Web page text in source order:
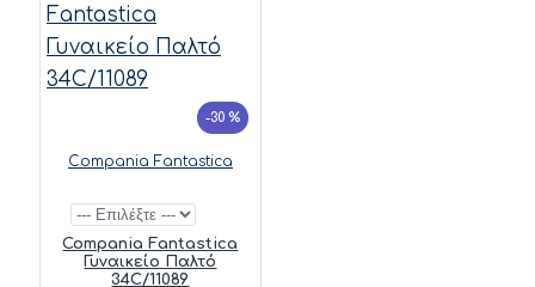
-30 %
Compania Fantastica
Compania Fantastica
Γυναικείο Παλτό
34C/11089